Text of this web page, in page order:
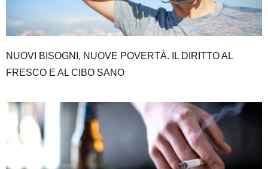
NUOVI BISOGNI, NUOVE POVERTÀ. IL DIRITTO AL
FRESCO E AL CIBO SANO